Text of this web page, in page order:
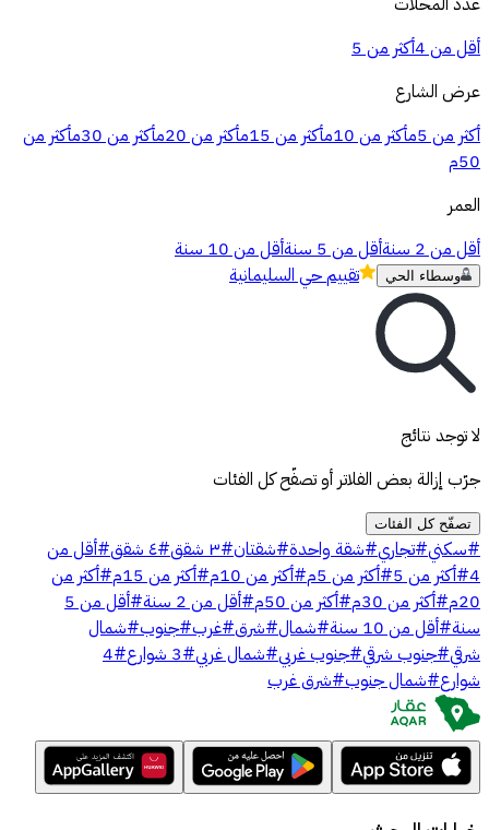
أقل من 4 أكثر من 5
عرض الشارع
أكثر من 5م
أكثر من 10م أكثر من 15م أكثر من 20م أكثر من 30م
أكثر من
50م
العمر
أقل من 2 سنة
أقل من 5 سنة أقل من 10 سنة
وسطاء الحي تقييمحي السليمانية
لا توجد نتائج
جرّب إزالة بعض الفلاتر أو تصفّح كل الفئات
تصفّح كل الفئات
#سكني#تجاري#شقة واحدة#شقتان#٣ شقق #٤ شقق #أقل من
4
#أكثر من 5 #أكثر من 5م #أكثر من 10م #أكثر من 15م #أكثر من
20م #أكثر من 30م #أكثر من 50م #أقل من 2 سنة #
أقل من 5
سنة#أقل من 10 سنة #شمال#شرق#غرب#جنوب#شمال
شرقي#جنوب شرقي#جنوب غربي#شمال غربي#3 شوارع #
4
شوارع#شمال جنوب#شرق غرب